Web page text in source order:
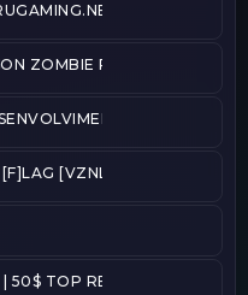
ZOMBIE PLAGUE@2026/
[VZNLA]
50$ TOP REINICIADO